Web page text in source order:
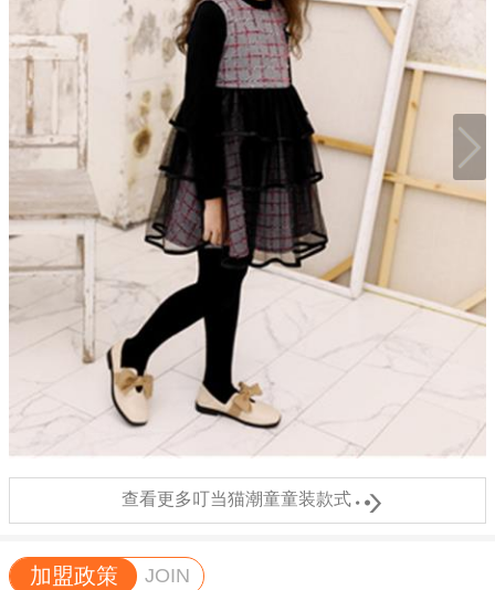
查看更多叮当猫潮童童装款式
加盟政策 JOIN